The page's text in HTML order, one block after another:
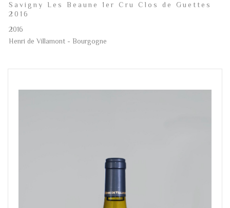
Savigny Les Beaune 1er Cru Clos de Guettes
2016
2016
Henri de Villamont - Bourgogne